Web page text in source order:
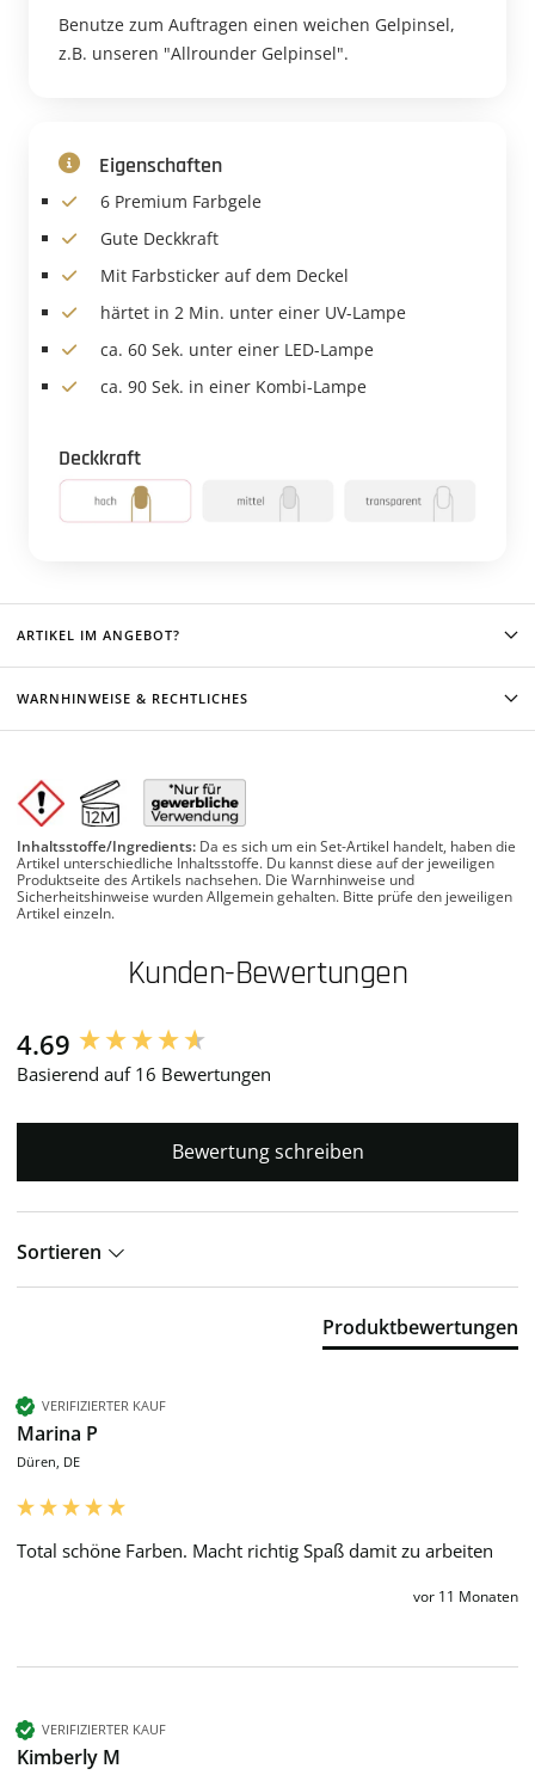
Benutze zum Auftragen einen weichen Gelpinsel,
z.B. unseren "Allrounder Gelpinsel".
Eigenschaften
6 Premium Farbgele
Gute Deckkraft
Mit Farbsticker auf dem Deckel
härtet in 2 Min. unter einer UV-Lampe
ca. 60 Sek. unter einer LED-Lampe
ca. 90 Sek. in einer Kombi-Lampe
Deckkraft
ARTIKEL IM ANGEBOT?
WARNHINWEISE & RECHTLICHES
Inhaltsstoffe/Ingredients: Da es sich um ein Set-Artikel handelt, haben die
Artikel unterschiedliche Inhaltsstoffe. Du kannst diese auf der jeweiligen
Produktseite des Artikels nachsehen. Die Warnhinweise und
Sicherheitshinweise wurden Allgemein gehalten. Bitte prüfe den jeweiligen
Artikel einzeln.
Kunden-Bewertungen
4.69
Basierend auf 16 Bewertungen
Bewertung schreiben
Sortieren
Produktbewertungen
VERIFIZIERTER KAUF
Marina P
Düren, DE
Total schöne Farben. Macht richtig Spaß damit zu arbeiten
vor 11 Monaten
VERIFIZIERTER KAUF
Kimberly M
New content loaded